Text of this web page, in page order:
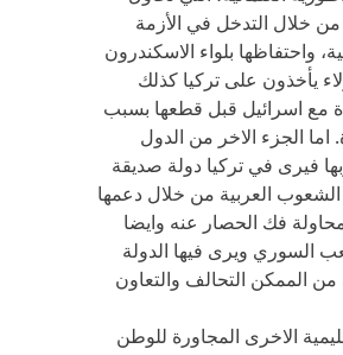
من خلال التدخل في الأزمة
واحتفاظها بلواء الاسكندرون
يأخذون على تركيا كذلك
مع اسرائيل قبل قطعها بسبب
الجزء الاخر من الدول
فيرى في تركيا دولة صديقة
العربية من خلال دعمها
فك الحصار عنه وايضا
السوري ويرى فيها الدولة
من الممكن التحالف والتعاون
الاخرى المجاورة للوطن